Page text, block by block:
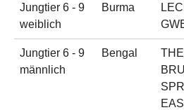
Jungtier 6 - 9
weiblich
Burma
Jungtier 6 - 9
männlich
Bengal